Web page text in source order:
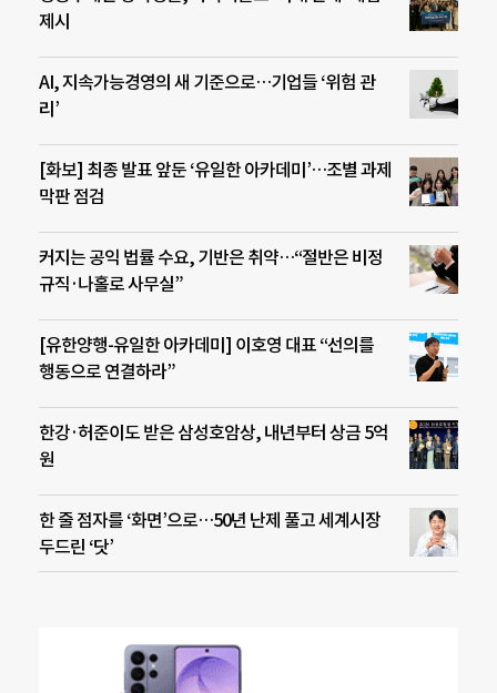
제시
AI, 지속가능경영의 새 기준으로…기업들 ‘위험 관
리’
[화보] 최종 발표 앞둔 ‘유일한 아카데미’…조별 과제
막판 점검
커지는 공익 법률 수요, 기반은 취약…“절반은 비정
규직·나홀로 사무실”
[유한양행-유일한 아카데미] 이호영 대표 “선의를
행동으로 연결하라”
한강·허준이도 받은 삼성호암상, 내년부터 상금 5억
원
한 줄 점자를 ‘화면’으로…50년 난제 풀고 세계시장
두드린 ‘닷’